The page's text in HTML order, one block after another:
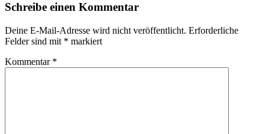
Schreibe einen Kommentar
Deine E-Mail-Adresse wird nicht veröffentlicht. Erforderliche
Felder sind mit * markiert
Kommentar *